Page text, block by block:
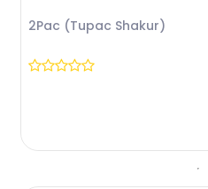
2Pac (Tupac Shakur)